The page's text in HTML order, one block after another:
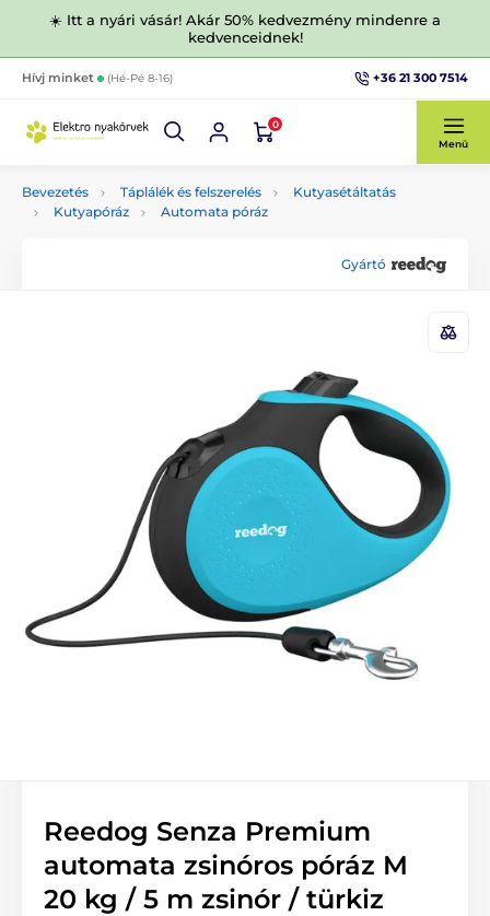
☀️ Itt a nyári vásár! Akár 50% kedvezmény mindenre a
kedvenceidnek!
Hívj minket (Hé-Pé 8-16) +36 21 300 7514
0
Menü
Bevezetés Táplálék és felszerelés
Kutyasétáltatás
Kutyapóráz
Automata póráz
Gyártó
Reedog Senza Premium
automata zsinóros póráz M
20 kg / 5 m zsinór / türkiz